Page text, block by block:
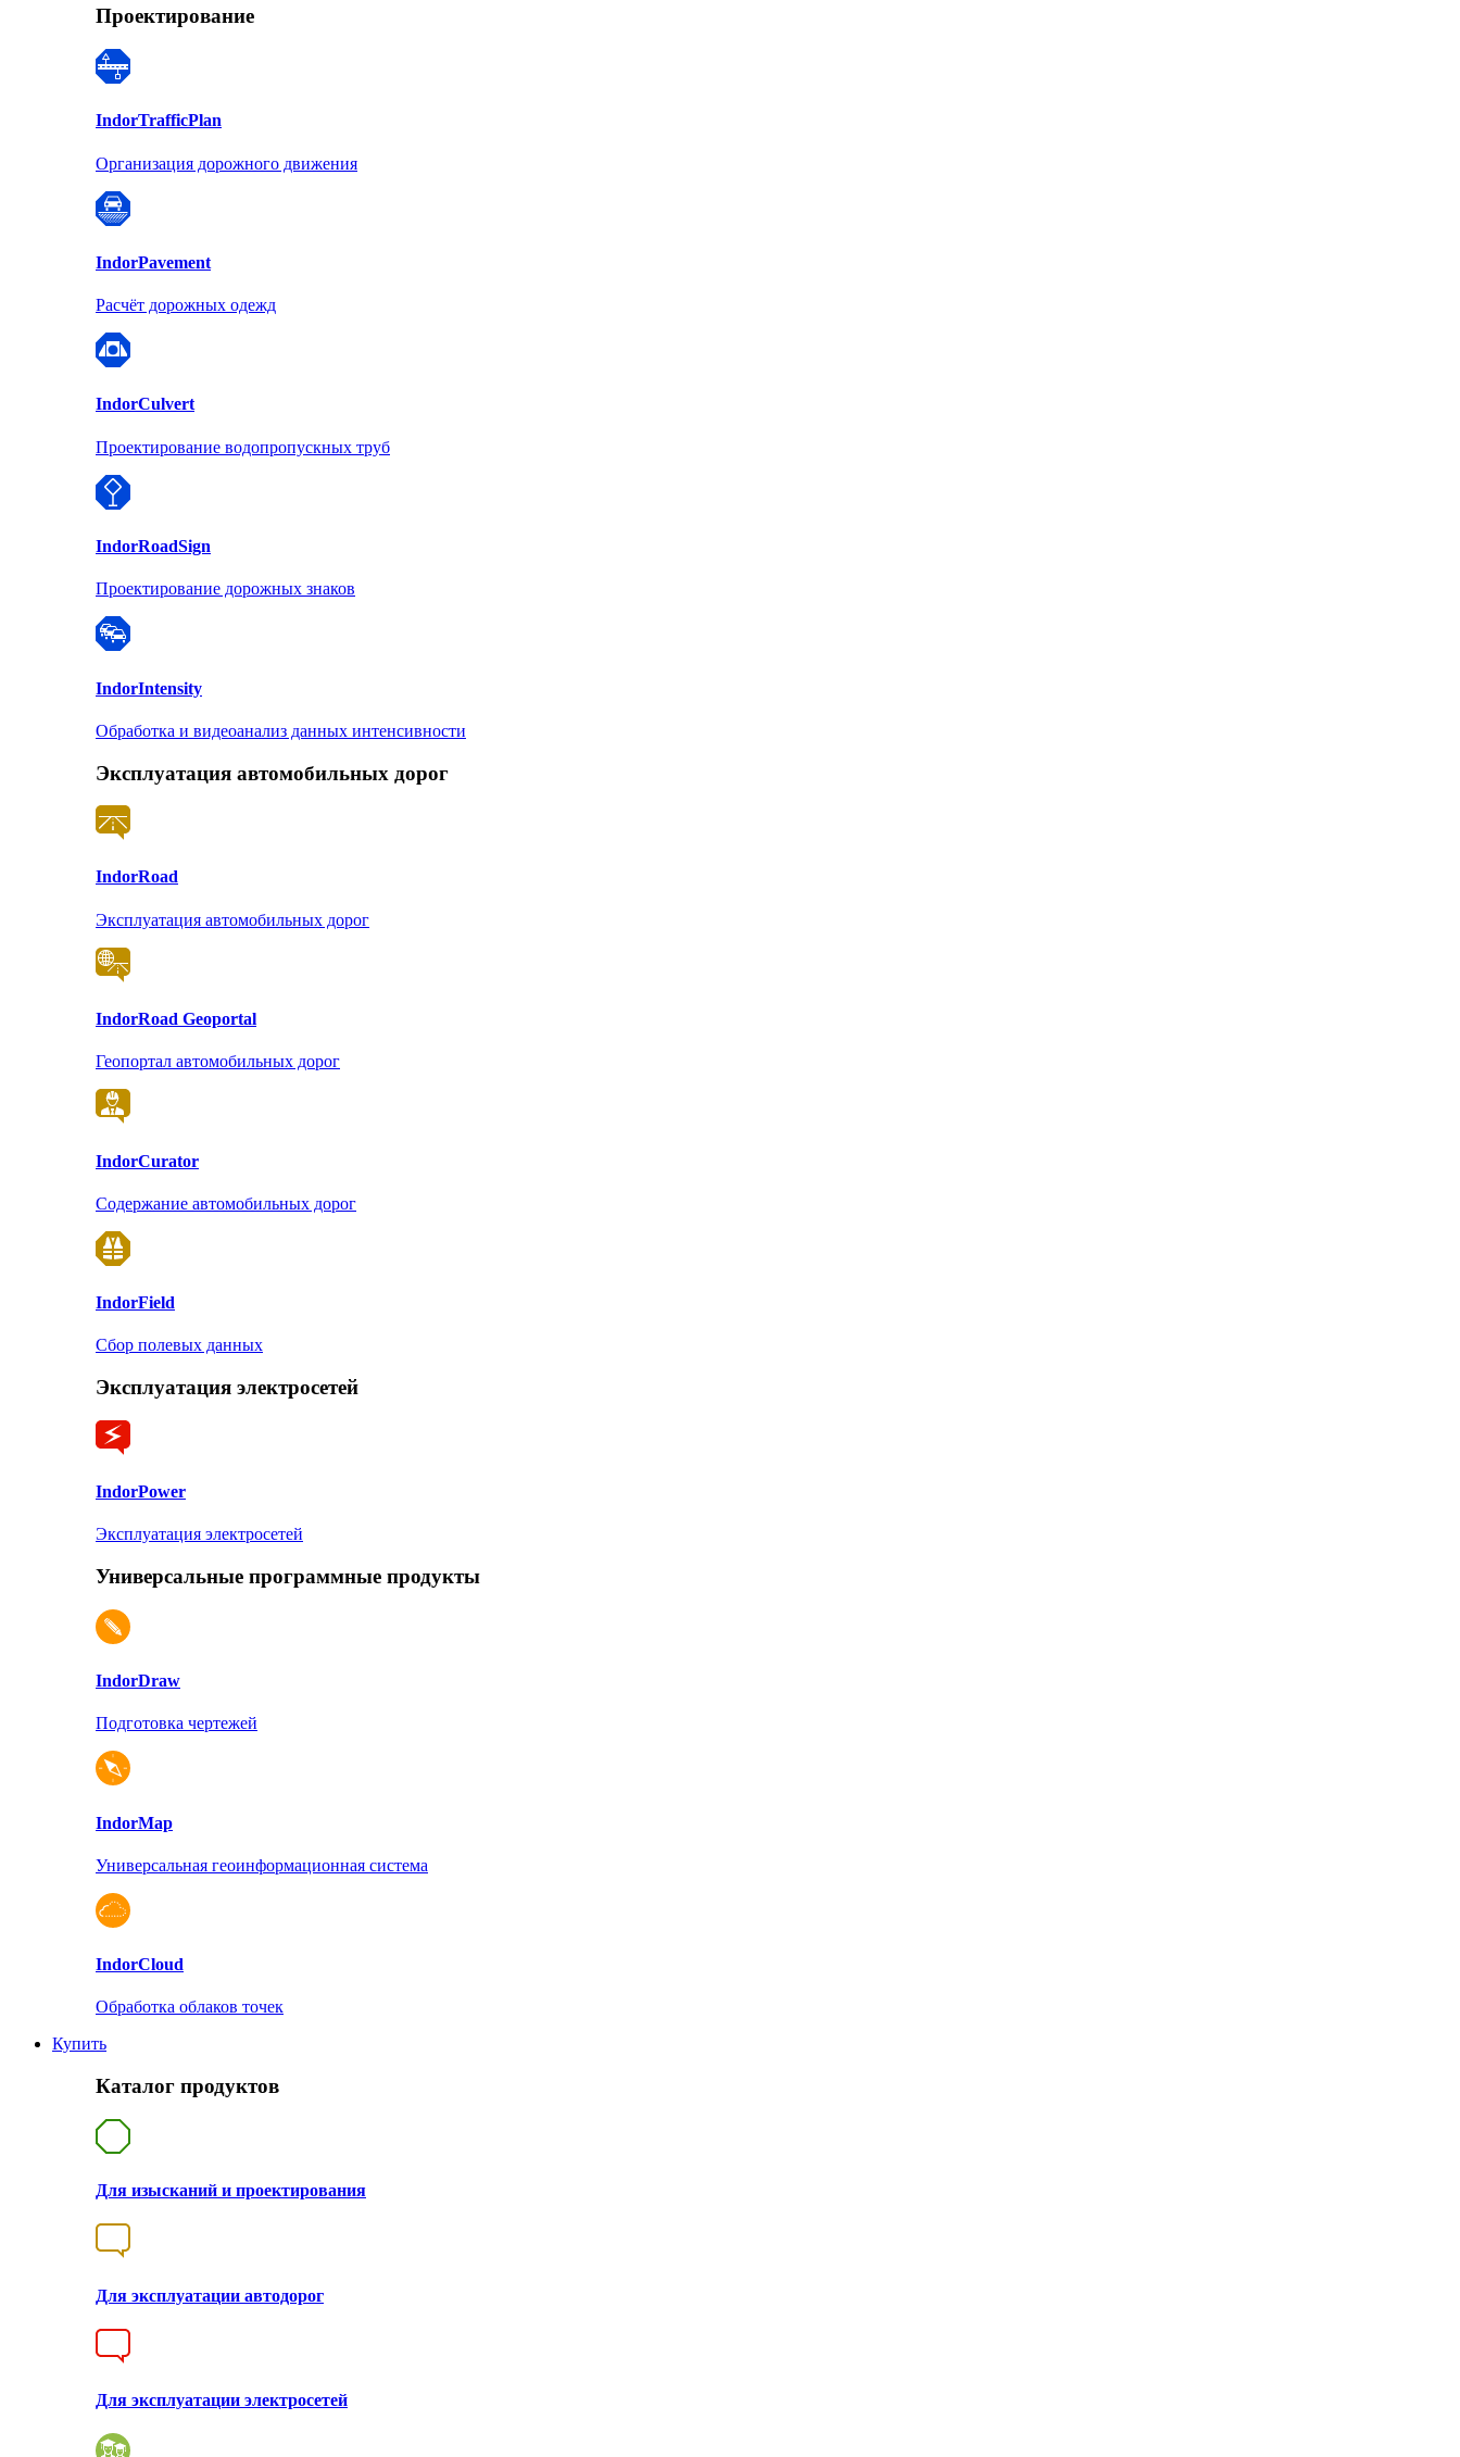
Проектирование
IndorTrafficPlan
Организация дорожного движения
IndorPavement
Расчёт дорожных одежд
IndorCulvert
Проектирование водопропускных труб
IndorRoadSign
Проектирование дорожных знаков
IndorIntensity
Обработка и видеоанализ данных интенсивности
Эксплуатация автомобильных дорог
IndorRoad
Эксплуатация автомобильных дорог
IndorRoad Geoportal
Геопортал автомобильных дорог
IndorCurator
Содержание автомобильных дорог
IndorField
Сбор полевых данных
Эксплуатация электросетей
IndorPower
Эксплуатация электросетей
Универсальные программные продукты
IndorDraw
Подготовка чертежей
IndorMap
Универсальная геоинформационная система
IndorCloud
Обработка облаков точек
Купить
Каталог продуктов
Для изысканий и проектирования
Для эксплуатации автодорог
Для эксплуатации электросетей